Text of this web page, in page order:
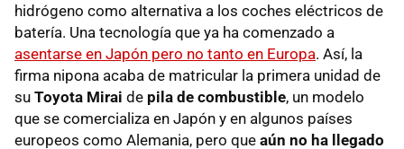
hidrógeno como alternativa a los coches eléctricos de
batería. Una tecnología que ya ha comenzado a
asentarse en Japón pero no tanto en Europa. Así, la
firma nipona acaba de matricular la primera unidad de
su Toyota Mirai de pila de combustible, un modelo
que se comercializa en Japón y en algunos países
europeos como Alemania, pero que aún no ha llegado